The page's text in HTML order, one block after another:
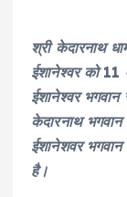
श्री केदारनाथ
ईशानेश्वर को 11
ईशानेश्वर
केदारनाथ
ईशानेशवर भगवान
है।